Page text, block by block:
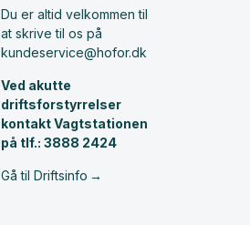
Du er altid velkommen til
at skrive til os på
kundeservice@hofor.dk
Ved akutte
driftsforstyrrelser
kontakt Vagtstationen
på tlf.: 3888 2424
Gå til Driftsinfo